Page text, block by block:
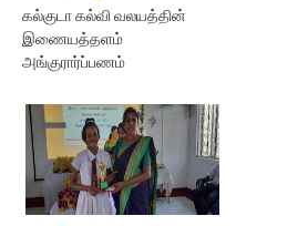
கல்குடா கல்வி வலயத்தின்
இணையத்தளம்
அங்குரார்ப்பணம்